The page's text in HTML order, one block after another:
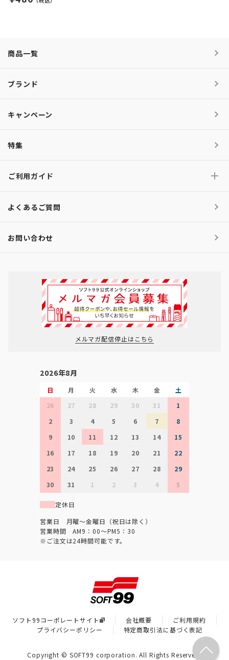
商品一覧
ブランド
キャンペーン
特集
ご利用ガイド
よくあるご質問
お問い合わせ
メルマガ配信停止はこちら
2026年8月
日 月 火 水 木 金
土
26
27 28 29 30 31
1
2
3 4 5 6 7
8
9
10 11 12 13 14
15
16
17 18 19 20 21
22
23
24 25 26 27 28
29
30
31 1 2 3 4 5
定休日
営業日 月曜～金曜日（祝日は除く）
営業時間 AM9：00～PM5：30
※ご注文は24時間可能です。
ソフト99コーポレートサイト 会社概要
ご利用規約
プライバシーポリシー
特定商取引法に基づく表記
Copyright © SOFT99 corporation. All Rights Reserved.